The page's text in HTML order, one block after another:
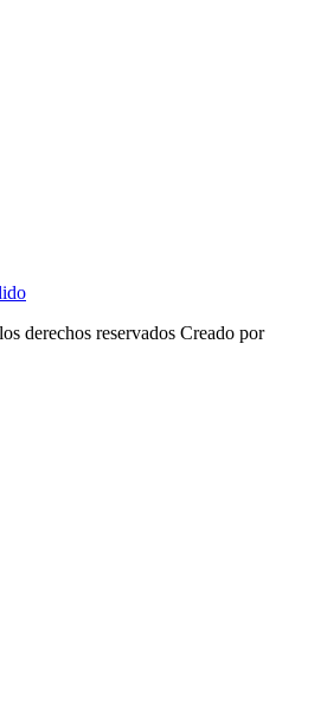
derechos reservados Creado por